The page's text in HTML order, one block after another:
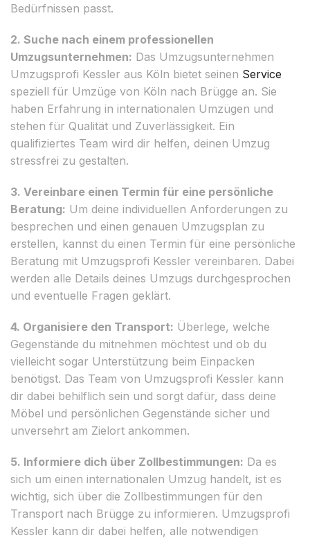
Bedürfnissen passt.
2. Suche nach einem professionellen
Umzugsunternehmen: Das Umzugsunternehmen
Umzugsprofi Kessler aus Köln bietet seinen Service
speziell für Umzüge von Köln nach Brügge an. Sie
haben Erfahrung in internationalen Umzügen und
stehen für Qualität und Zuverlässigkeit. Ein
qualifiziertes Team wird dir helfen, deinen Umzug
stressfrei zu gestalten.
3. Vereinbare einen Termin für eine persönliche
Beratung: Um deine individuellen Anforderungen zu
besprechen und einen genauen Umzugsplan zu
erstellen, kannst du einen Termin für eine persönliche
Beratung mit Umzugsprofi Kessler vereinbaren. Dabei
werden alle Details deines Umzugs durchgesprochen
und eventuelle Fragen geklärt.
4. Organisiere den Transport: Überlege, welche
Gegenstände du mitnehmen möchtest und ob du
vielleicht sogar Unterstützung beim Einpacken
benötigst. Das Team von Umzugsprofi Kessler kann
dir dabei behilflich sein und sorgt dafür, dass deine
Möbel und persönlichen Gegenstände sicher und
unversehrt am Zielort ankommen.
5. Informiere dich über Zollbestimmungen: Da es
sich um einen internationalen Umzug handelt, ist es
wichtig, sich über die Zollbestimmungen für den
Transport nach Brügge zu informieren. Umzugsprofi
Kessler kann dir dabei helfen, alle notwendigen